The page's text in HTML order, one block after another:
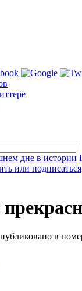
дне в истории
или подписаться
в